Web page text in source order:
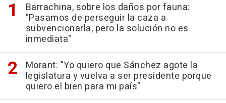
Barrachina, sobre los daños por fauna:
"Pasamos de perseguir la caza a
subvencionarla, pero la solución no es
inmediata"
Morant: "Yo quiero que Sánchez agote la
legislatura y vuelva a ser presidente porque
quiero el bien para mi país"